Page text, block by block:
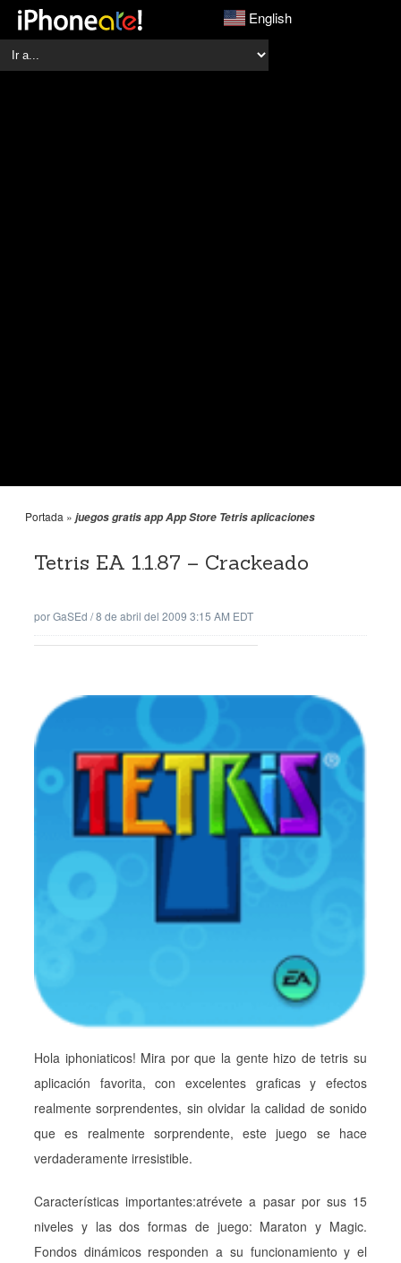
English
Portada » juegos gratis app App Store Tetris aplicaciones
Tetris EA 1.1.87 – Crackeado
porGaSEd /8 de abril del 2009 3:15 AM EDT
Hola iphoniaticos! Mira por que la gente hizo de tetris su
aplicación favorita, con excelentes graficas y efectos
realmente sorprendentes, sin olvidar la calidad de sonido
que es realmente sorprendente, este juego se hace
verdaderamente irresistible.
Características importantes:atrévete a pasar por sus 15
niveles y las dos formas de juego: Maraton y Magic.
Fondos dinámicos responden a su funcionamiento y el